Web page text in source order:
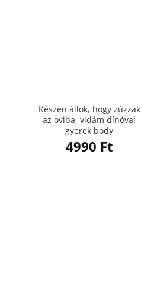
Készen állok, hogy zúzzak
az oviba, vidám dínóval
gyerek body
4990 Ft